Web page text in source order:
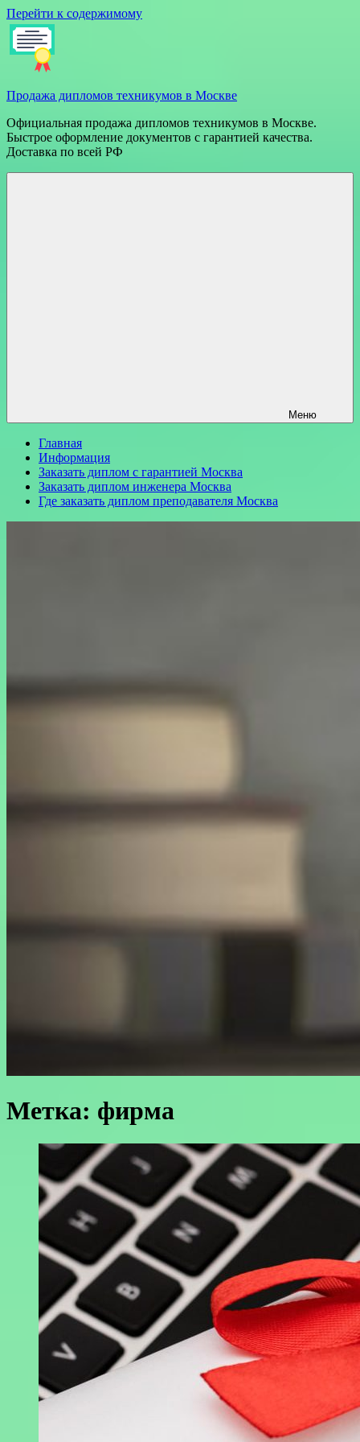
Перейти к содержимому
Продажа дипломов техникумов в Москве
Официальная продажа дипломов техникумов в Москве.
Быстрое оформление документов с гарантией качества.
Доставка по всей РФ
Меню
Главная
Информация
Заказать диплом с гарантией Москва
Заказать диплом инженера Москва
Где заказать диплом преподавателя Москва
Метка: фирма